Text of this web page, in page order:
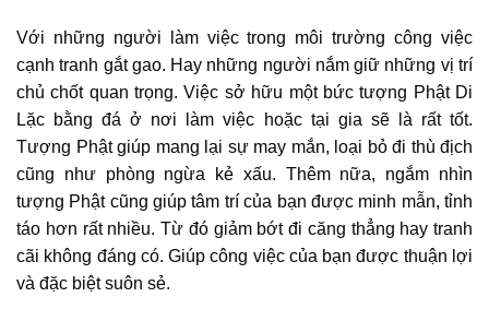
Với những người làm việc trong môi trường công việc
cạnh tranh gắt gao. Hay những người nắm giữ những vị trí
chủ chốt quan trọng. Việc sở hữu một bức tượng Phật Di
Lặc bằng đá ở nơi làm việc hoặc tại gia sẽ là rất tốt.
Tượng Phật giúp mang lại sự may mắn, loại bỏ đi thù địch
cũng như phòng ngừa kẻ xấu. Thêm nữa, ngắm nhìn
tượng Phật cũng giúp tâm trí của bạn được minh mẫn, tỉnh
táo hơn rất nhiều. Từ đó giảm bớt đi căng thẳng hay tranh
cãi không đáng có. Giúp công việc của bạn được thuận lợi
và đặc biệt suôn sẻ.